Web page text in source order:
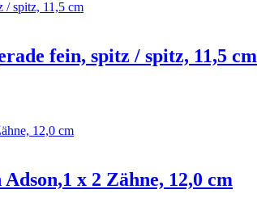
fein, spitz / spitz, 11,5 cm
x 2 Zähne, 12,0 cm